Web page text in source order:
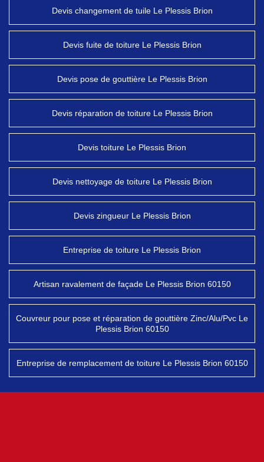
Devis changement de tuile Le Plessis Brion
Devis fuite de toiture Le Plessis Brion
Devis pose de gouttière Le Plessis Brion
Devis réparation de toiture Le Plessis Brion
Devis toiture Le Plessis Brion
Devis nettoyage de toiture Le Plessis Brion
Devis zingueur Le Plessis Brion
Entreprise de toiture Le Plessis Brion
Artisan ravalement de façade Le Plessis Brion 60150
Couvreur pour pose et réparation de gouttière Zinc/Alu/Pvc Le
Plessis Brion 60150
Entreprise de remplacement de toiture Le Plessis Brion 60150